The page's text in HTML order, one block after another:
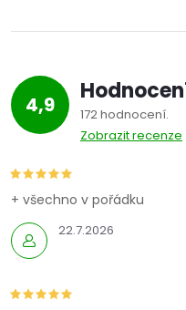
4,9
172 hodnocení
Zobrazit recenze
22.7.2026
+ všechno v pořádku